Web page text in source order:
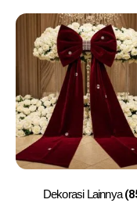
Dekorasi Lainnya